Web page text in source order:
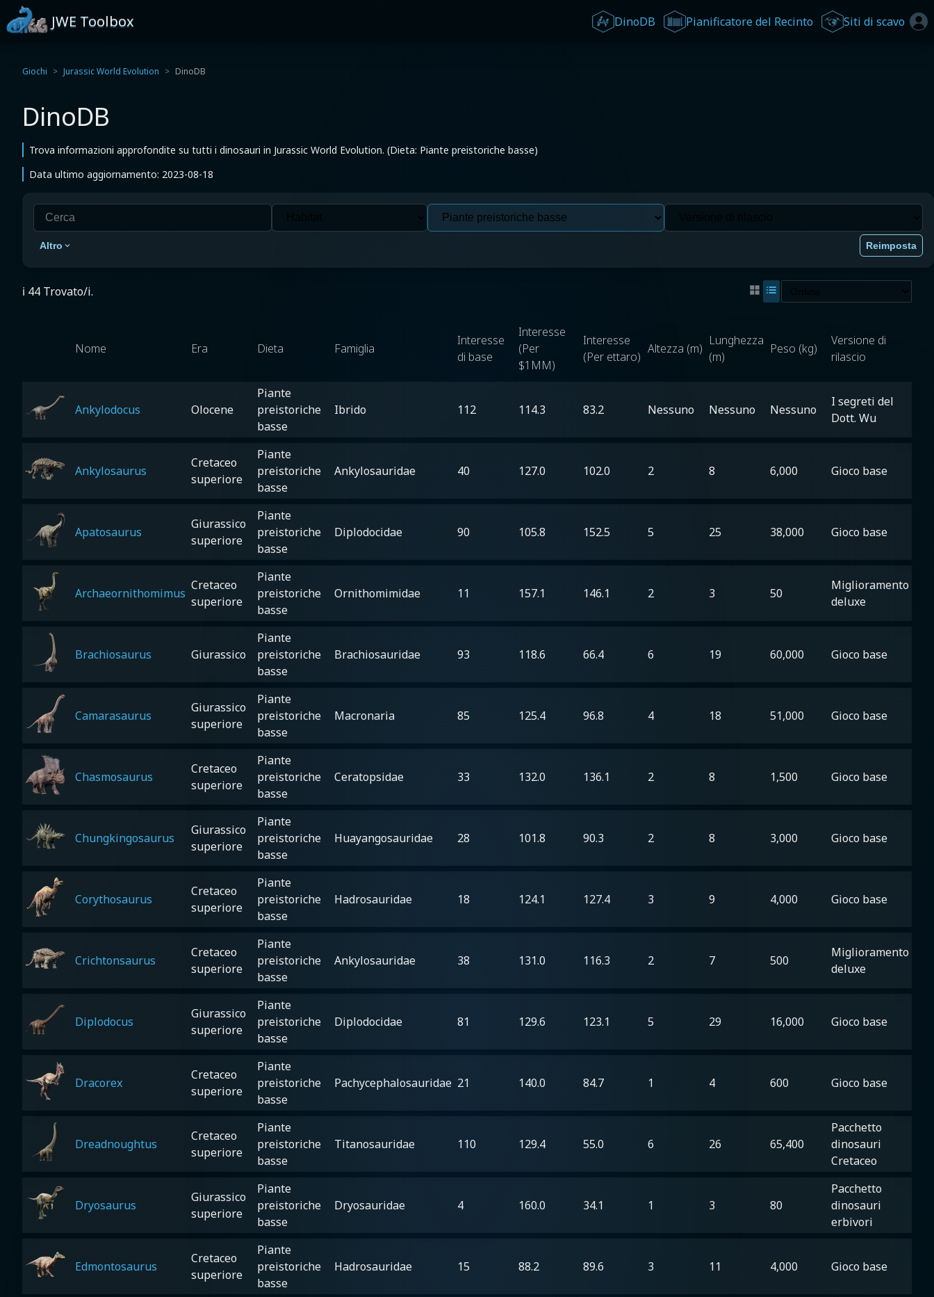
JWE Toolbox DinoDB Pianificatore del Recinto Siti di scavo
Giochi Jurassic World Evolution DinoDB
DinoDB
Trova informazioni approfondite su tutti i dinosauri in Jurassic World Evolution. (Dieta: Piante preistoriche basse)
Data ultimo aggiornamento: 2023-08-18
Altro Reimposta
ℹ️ 44 Trovato/i.
Nome Era Dieta Famiglia
Interesse
di base
Interesse
(Per
$1MM)
Interesse
(Per ettaro)
Altezza (m)
Lunghezza
(m)
Peso (kg)
Versione di
rilascio
Ankylodocus Olocene
Piante
preistoriche
basse
Ibrido 112 114.3 83.2 Nessuno Nessuno Nessuno
I segreti del
Dott. Wu
Ankylosaurus
Cretaceo
superiore
Piante
preistoriche
basse
Ankylosauridae 40 127.0 102.0 2 8 6,000 Gioco base
Apatosaurus
Giurassico
superiore
Piante
preistoriche
basse
Diplodocidae 90 105.8 152.5 5 25 38,000 Gioco base
Archaeornithomimus
Cretaceo
superiore
Piante
preistoriche
basse
Ornithomimidae 11 157.1 146.1 2 3 50
Miglioramento
deluxe
Brachiosaurus Giurassico
Piante
preistoriche
basse
Brachiosauridae 93 118.6 66.4 6 19 60,000 Gioco base
Camarasaurus
Giurassico
superiore
Piante
preistoriche
basse
Macronaria 85 125.4 96.8 4 18 51,000 Gioco base
Chasmosaurus
Cretaceo
superiore
Piante
preistoriche
basse
Ceratopsidae 33 132.0 136.1 2 8 1,500 Gioco base
Chungkingosaurus
Giurassico
superiore
Piante
preistoriche
basse
Huayangosauridae 28 101.8 90.3 2 8 3,000 Gioco base
Corythosaurus
Cretaceo
superiore
Piante
preistoriche
basse
Hadrosauridae 18 124.1 127.4 3 9 4,000 Gioco base
Crichtonsaurus
Cretaceo
superiore
Piante
preistoriche
basse
Ankylosauridae 38 131.0 116.3 2 7 500
Miglioramento
deluxe
Diplodocus
Giurassico
superiore
Piante
preistoriche
basse
Diplodocidae 81 129.6 123.1 5 29 16,000 Gioco base
Dracorex
Cretaceo
superiore
Piante
preistoriche
basse
Pachycephalosauridae 21 140.0 84.7 1 4 600 Gioco base
Dreadnoughtus
Cretaceo
superiore
Piante
preistoriche
basse
Titanosauridae 110 129.4 55.0 6 26 65,400
Pacchetto
dinosauri
Cretaceo
Dryosaurus
Giurassico
superiore
Piante
preistoriche
basse
Dryosauridae 4 160.0 34.1 1 3 80
Pacchetto
dinosauri
erbivori
Edmontosaurus
Cretaceo
superiore
Piante
preistoriche
basse
Hadrosauridae 15 88.2 89.6 3 11 4,000 Gioco base